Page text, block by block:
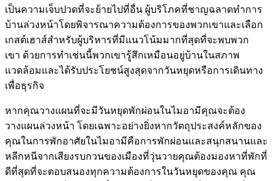
เป็นความเจ็บปวดที่จะย้ายไปที่อื่น ผู้บริโภคที่ชาญฉลาดทำการ
บ้านล่วงหน้าโดยพิจารณาความต้องการของพวกเขาและเลือก
เกสต์เฮาส์สำหรับผู้บริหารที่มีแนวโน้มมากที่สุดที่จะพบพวก
เขา ด้วยการทำเช่นนี้พวกเขารู้สึกเหมือนอยู่บ้านในสภาพ
แวดล้อมและได้รับประโยชน์สูงสุดจากวันหยุดหรือการเดินทาง
เพื่อธุรกิจ
หากคุณวางแผนที่จะมีวันหยุดพักผ่อนในไมอามีคุณจะต้อง
วางแผนล่วงหน้า โดยเฉพาะอย่างยิ่งหากวัตถุประสงค์หลักของ
คุณในการพักอาศัยในไมอามีคือการพักผ่อนและสนุกสนานและ
หลีกหนีจากเสียงรบกวนของเมืองที่วุ่นวายคุณต้องมองหาที่พักที่
ดีที่สุดที่จะตอบสนองทุกความต้องการในวันหยุดของคุณ คุณ